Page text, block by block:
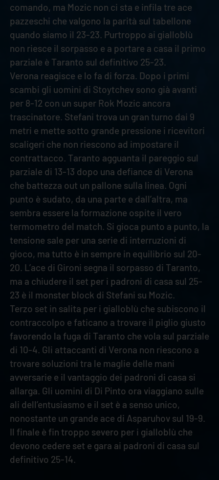
comando, ma Mozic non ci sta e infila tre ace
pazzeschi che valgono la parità sul tabellone
quando siamo il 23-23. Purtroppo ai gialloblù
non riesce il sorpasso e a portare a casa il primo
parziale è Taranto sul definitivo 25-23.
Verona reagisce e lo fa di forza. Dopo i primi
scambi gli uomini di Stoytchev sono già avanti
per 8-12 con un super Rok Mozic ancora
trascinatore. Stefani trova un gran turno dai 9
metri e mette sotto grande pressione i ricevitori
scaligeri che non riescono ad impostare il
contrattacco. Taranto agguanta il pareggio sul
parziale di 13-13 dopo una defiance di Verona
che battezza out un pallone sulla linea. Ogni
punto è sudato, da una parte e dall’altra, ma
sembra essere la formazione ospite il vero
termometro del match. Si gioca punto a punto, la
tensione sale per una serie di interruzioni di
gioco, ma tutto è in sempre in equilibrio sul 20-
20. L’ace di Gironi segna il sorpasso di Taranto,
ma a chiudere il set per i padroni di casa sul 25-
23 è il monster block di Stefani su Mozic.
Terzo set in salita per i gialloblù che subiscono il
contraccolpo e faticano a trovare il piglio giusto
favorendo la fuga di Taranto che vola sul parziale
di 10-4. Gli attaccanti di Verona non riescono a
trovare soluzioni tra le maglie delle mani
avversarie e il vantaggio dei padroni di casa si
allarga. Gli uomini di Di Pinto ora viaggiano sulle
ali dell’entusiasmo e il set è a senso unico,
nonostante un grande ace di Asparuhov sul 19-9.
Il finale è fin troppo severo per i gialloblù che
devono cedere set e gara ai padroni di casa sul
definitivo 25-14.